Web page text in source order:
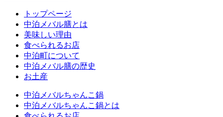
トップページ
中泊メバル膳とは
美味しい理由
食べられるお店
中泊町について
中泊メバル膳の歴史
お土産
中泊メバルちゃんこ鍋
中泊メバルちゃんこ鍋とは